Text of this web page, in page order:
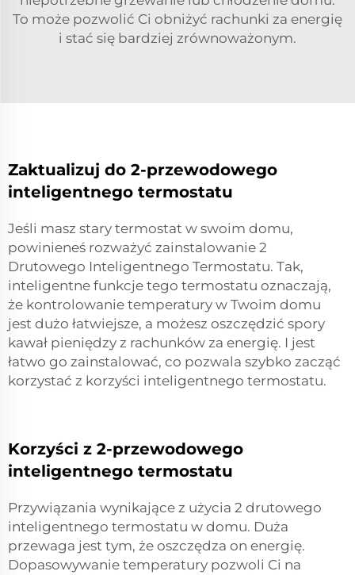
To może pozwolić Ci obniżyć rachunki za energię
i stać się bardziej zrównoważonym.
Zaktualizuj do 2-przewodowego
inteligentnego termostatu
Jeśli masz stary termostat w swoim domu,
powinieneś rozważyć zainstalowanie 2
Drutowego Inteligentnego Termostatu. Tak,
inteligentne funkcje tego termostatu oznaczają,
że kontrolowanie temperatury w Twoim domu
jest dużo łatwiejsze, a możesz oszczędzić spory
kawał pieniędzy z rachunków za energię. I jest
łatwo go zainstalować, co pozwala szybko zacząć
korzystać z korzyści inteligentnego termostatu.
Korzyści z 2-przewodowego
inteligentnego termostatu
Przywiązania wynikające z użycia 2 drutowego
inteligentnego termostatu w domu. Duża
przewaga jest tym, że oszczędza on energię.
Dopasowywanie temperatury pozwoli Ci na